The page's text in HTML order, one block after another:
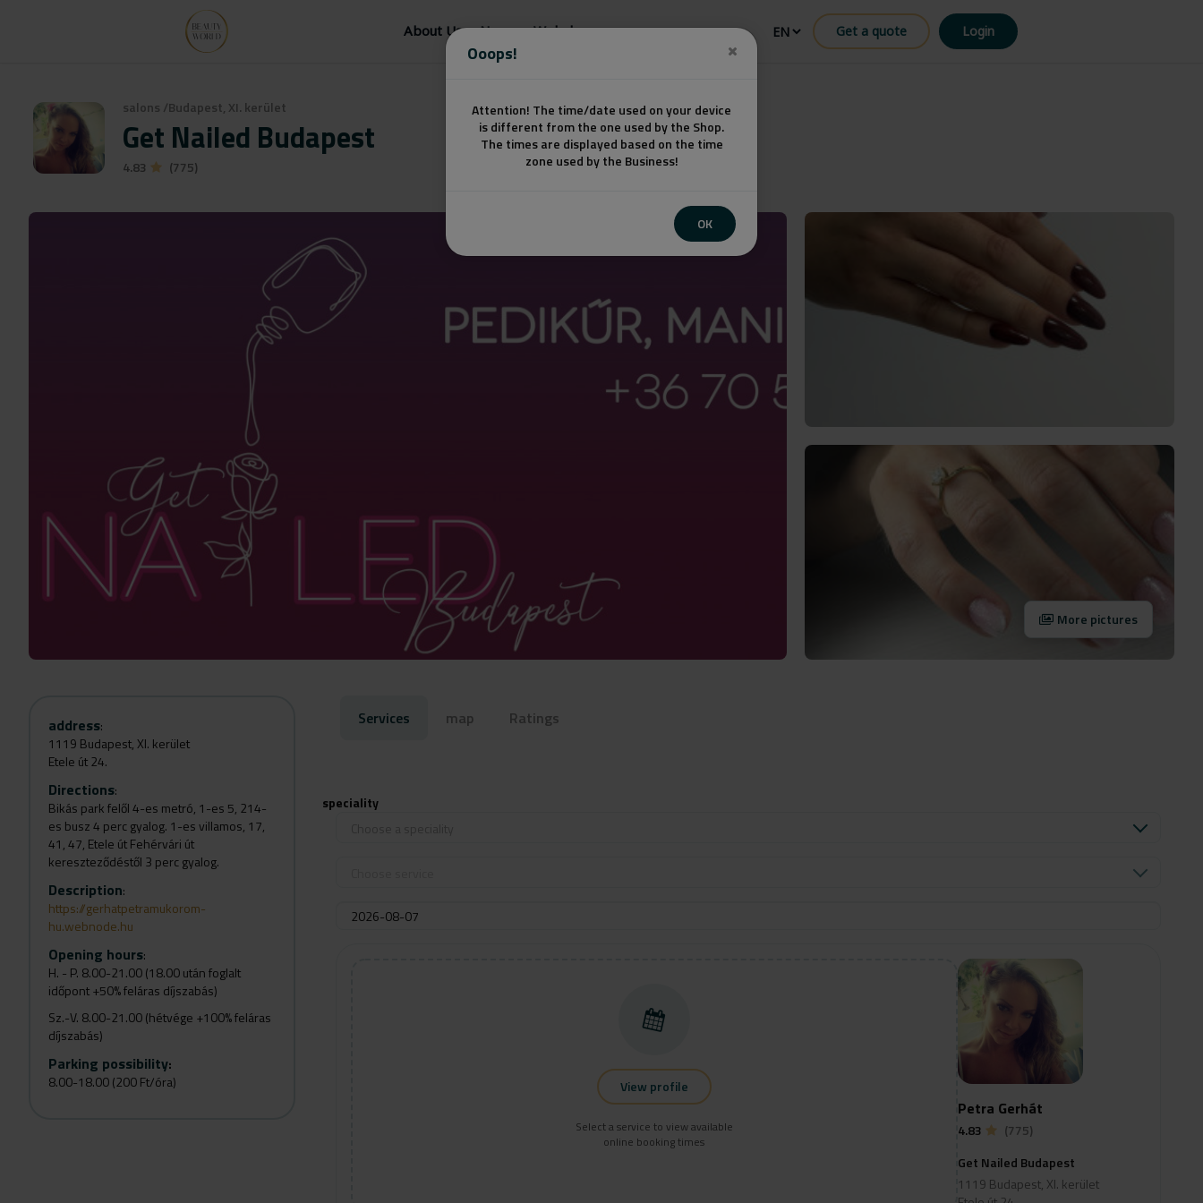
Ooops!
Attention! The time/date used on your device
is different from the one used by the Shop.
The times are displayed based on the time
zone used by the Business!
OK
About Us News Webshop Get a quote Login
salons /Budapest, XI. kerület
Get Nailed Budapest
4.83 (775)
More pictures
address:
1119 Budapest, XI. kerület
Etele út 24.
Directions:
Bikás park felől 4-es metró, 1-es 5, 214-
es busz 4 perc gyalog. 1-es villamos, 17,
41, 47, Etele út Fehérvári út
kereszteződéstől 3 perc gyalog.
Description:
https://gerhatpetramukorom-
hu.webnode.hu
Opening hours:
H. - P. 8.00-21.00 (18.00 után foglalt
időpont +50% feláras díjszabás)
Sz.-V. 8.00-21.00 (hétvége +100% feláras
díjszabás)
Parking possibility:
8.00-18.00 (200 Ft/óra)
Services map Ratings
speciality
View profile
Select a service to view available
online booking times
Petra Gerhát
4.83
(775)
Get Nailed Budapest
1119 Budapest, XI. kerület